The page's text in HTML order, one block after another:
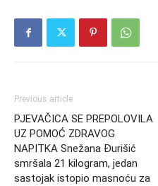
Previous article
PJEVAČICA SE PREPOLOVILA
UZ POMOĆ ZDRAVOG
NAPITKA Snežana Đurišić
smršala 21 kilogram, jedan
sastojak istopio masnoću za